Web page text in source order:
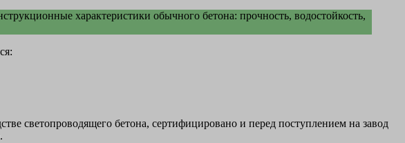
характеристики обычного бетона: прочность, водостойкость,
светопроводящего бетона, сертифицировано и перед поступлением на завод